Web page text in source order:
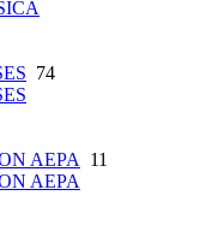
74
AEPA 11
AEPA